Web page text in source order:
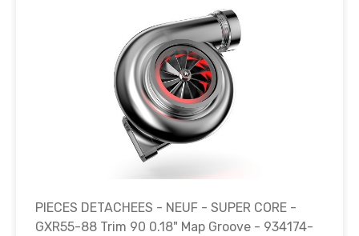
PIECES DETACHEES - NEUF - SUPER CORE -
GXR55-88 Trim 90 0.18" Map Groove - 934174-